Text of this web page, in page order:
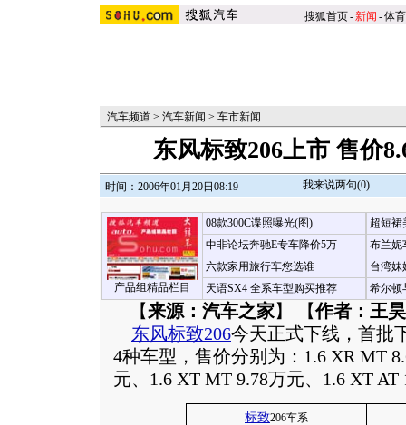
搜狐首页-新闻 -体育
汽车频道 > 汽车新闻 > 车市新闻
东风标致206上市 售价
时间：2006年01月20日08:19 我来说两句(0)
产品组精品栏目
08款300C谍照曝光(图)
中非论坛奔驰E专车降价5万
六款家用旅行车您选谁
天语SX4 全系车型购买推荐
超短裙
布兰妮
台湾妹
希尔顿
【来源：汽车之家】 【作者：王昊
东风标致206今天正式下线，首批
4种车型，售价分别为：1.6 XR MT
元、1.6 XT MT 9.78万元、1.6 XT AT
标致206车系